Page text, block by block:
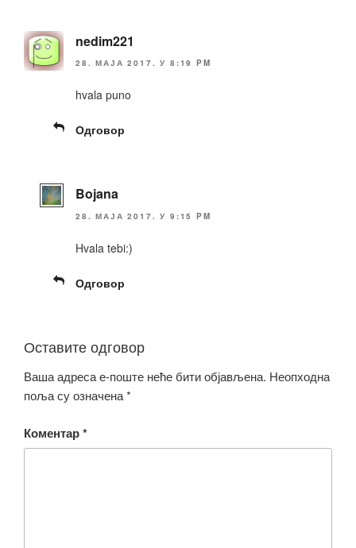
nedim221
28. МАЈА 2017. У 8:19 PM
hvala puno
Одговор
Bojana
28. МАЈА 2017. У 9:15 PM
Hvala tebi:)
Одговор
Оставите одговор
Ваша адреса е-поште неће бити објављена. Неопходна
поља су означена*
Коментар*